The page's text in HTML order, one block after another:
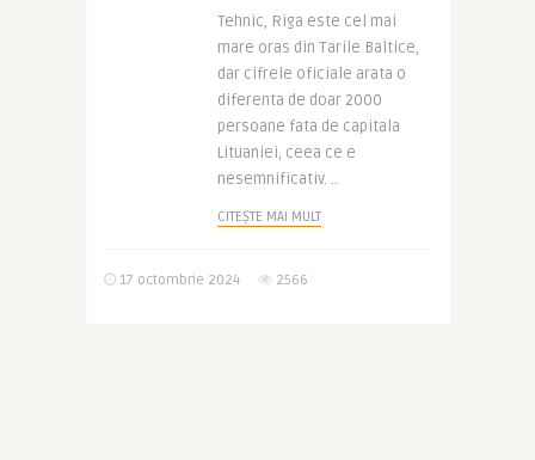
Tehnic, Riga este cel mai
mare oras din Tarile Baltice,
dar cifrele oficiale arata o
diferenta de doar 2000
persoane fata de capitala
Lituaniei, ceea ce e
nesemnificativ. ..
CITEȘTE MAI MULT
17 octombrie 2024 2566